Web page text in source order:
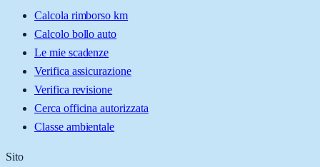
Calcola rimborso km
Calcolo bollo auto
Le mie scadenze
Verifica assicurazione
Verifica revisione
Cerca officina autorizzata
Classe ambientale
Sito